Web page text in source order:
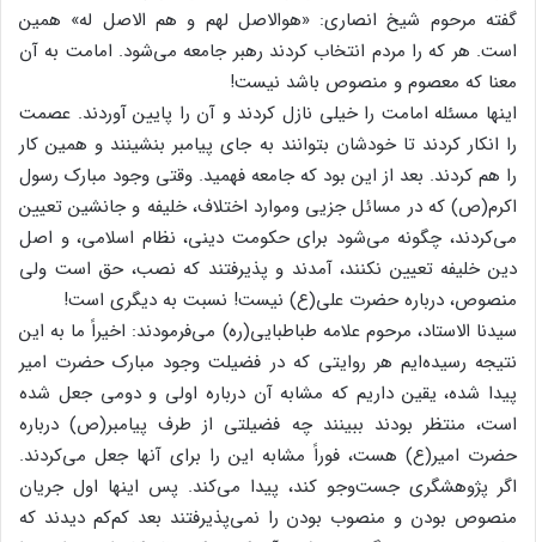
گفته‌ مرحوم‌ شیخ‌ انصاری‌: «هوالاصل‌ لهم‌ و هم‌ الاصل‌ له‌» همین‌
است‌. هر که‌ را مردم‌ انتخاب‌ کردند رهبر جامعه‌ می‌شود. امامت‌ به‌ آن‌
معنا که‌ معصوم‌ و منصوص‌ باشد نیست‌!
اینها مسئله‌ امامت‌ را خیلی‌ نازل‌ کردند و آن‌ را پایین‌ آوردند. عصمت‌
را انکار کردند تا خودشان‌ بتوانند به‌ جای‌ پیامبر بنشینند و همین‌ کار
را هم‌ کردند. بعد از این‌ بود که‌ جامعه‌ فهمید. وقتی‌ وجود مبارک‌ رسول‌
اکرم‌(ص‌) که‌ در مسائل‌ جزیی‌ وموارد اختلاف‌، خلیفه‌ و جانشین‌ تعیین‌
می‌کردند، چگونه‌ می‌شود برای‌ حکومت‌ دینی‌، نظام‌ اسلامی‌، و اصل‌
دین‌ خلیفه‌ تعیین‌ نکنند، آمدند و پذیرفتند که‌ نصب‌، حق‌ است‌ ولی‌
منصوص‌، درباره‌ حضرت‌ علی‌(ع‌) نیست‌! نسبت‌ به‌ دیگری‌ است‌!
سیدنا الاستاد، مرحوم‌ علامه‌ طباطبایی‌(ره‌) می‌فرمودند: اخیراً ما به‌ این‌
نتیجه‌ رسیده‌ایم‌ هر روایتی‌ که‌ در فضیلت‌ وجود مبارک‌ حضرت‌ امیر
پیدا شده‌، یقین‌ داریم‌ که‌ مشابه‌ آن‌ درباره‌ اولی‌ و دومی‌ جعل‌ شده‌
است‌، منتظر بودند ببینند چه‌ فضیلتی‌ از طرف‌ پیامبر(ص‌) درباره‌
حضرت‌ امیر(ع‌) هست‌، فوراً مشابه‌ این‌ را برای‌ آنها جعل‌ می‌کردند.
اگر پژوهشگری‌ جست‌وجو کند، پیدا می‌کند. پس‌ اینها اول‌ جریان‌
منصوص‌ بودن‌ و منصوب‌ بودن‌ را نمی‌پذیرفتند بعد کم‌کم‌ دیدند که‌